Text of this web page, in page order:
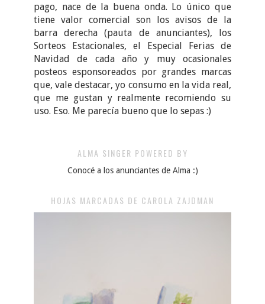
pago, nace de la buena onda. Lo único que
tiene valor comercial son los avisos de la
barra derecha (pauta de anunciantes), los
Sorteos Estacionales, el Especial Ferias de
Navidad de cada año y muy ocasionales
posteos esponsoreados por grandes marcas
que, vale destacar, yo consumo en la vida real,
que me gustan y realmente recomiendo su
uso. Eso. Me parecía bueno que lo sepas :)
ALMA SINGER POWERED BY
Conocé a los anunciantes de Alma :)
HOJAS MARCADAS DE CAROLA ZAJDMAN